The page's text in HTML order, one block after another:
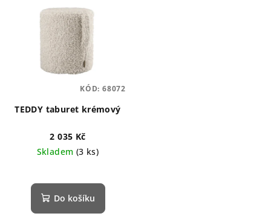
TEDDY taburet krémový
2 035 Kč
Skladem (3 ks)
Do košíku
KÓD: 68072